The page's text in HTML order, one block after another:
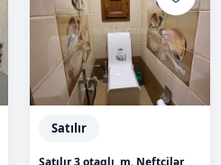
Satılır
Satılır 3 otaqlı, m. Neftçilər